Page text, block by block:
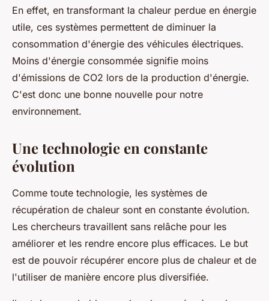
En effet, en transformant la chaleur perdue en énergie
utile, ces systèmes permettent de diminuer la
consommation d'énergie des véhicules électriques.
Moins d'énergie consommée signifie moins
d'émissions de CO2 lors de la production d'énergie.
C'est donc une bonne nouvelle pour notre
environnement.
Une technologie en constante
évolution
Comme toute technologie, les systèmes de
récupération de chaleur sont en constante évolution.
Les chercheurs travaillent sans relâche pour les
améliorer et les rendre encore plus efficaces. Le but
est de pouvoir récupérer encore plus de chaleur et de
l'utiliser de manière encore plus diversifiée.